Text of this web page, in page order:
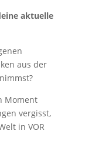
aktuelle
aus der
Moment
vergisst,
in VOR